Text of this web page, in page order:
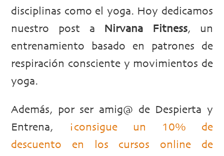
disciplinas como el yoga. Hoy dedicamos
nuestro post a Nirvana Fitness, un
entrenamiento basado en patrones de
respiración consciente y movimientos de
yoga.
Además, por ser amig@ de Despierta y
Entrena,
¡consigue un 10% de
descuento en los cursos online de